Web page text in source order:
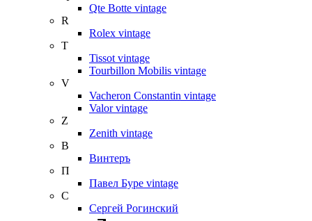
Qte Botte vintage
R
Rolex vintage
T
Tissot vintage
Tourbillon Mobilis vintage
V
Vacheron Constantin vintage
Valor vintage
Z
Zenith vintage
В
Винтеръ
П
Павел Буре vintage
С
Сергей Рогинский